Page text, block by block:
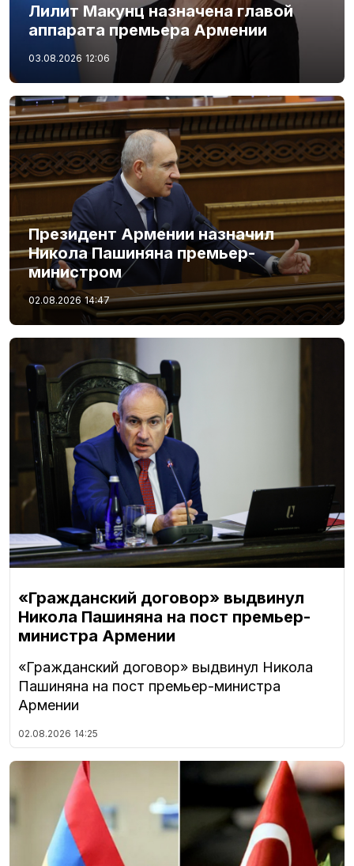
Лилит Макунц назначена главой
аппарата премьера Армении
03.08.2026 12:06
Президент Армении назначил
Никола Пашиняна премьер-
министром
02.08.2026 14:47
«Гражданский договор» выдвинул
Никола Пашиняна на пост премьер-
министра Армении
«Гражданский договор» выдвинул Никола
Пашиняна на пост премьер-министра
Армении
02.08.2026 14:25